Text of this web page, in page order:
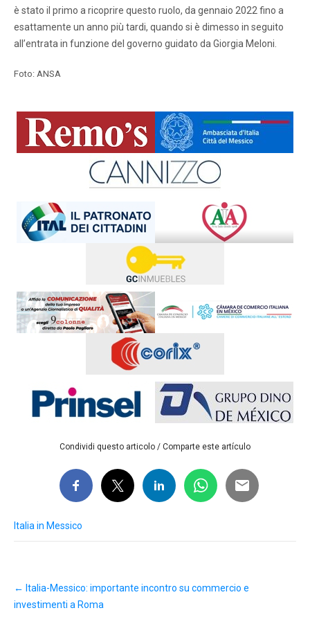
è stato il primo a ricoprire questo ruolo, da gennaio 2022 fino a
esattamente un anno più tardi, quando si è dimesso in seguito
all’entrata in funzione del governo guidato da Giorgia Meloni.
Foto: ANSA
Condividi questo articolo / Comparte este artículo
Italia in Messico
navigation
← Italia-Messico: importante incontro su commercio e
investimenti a Roma